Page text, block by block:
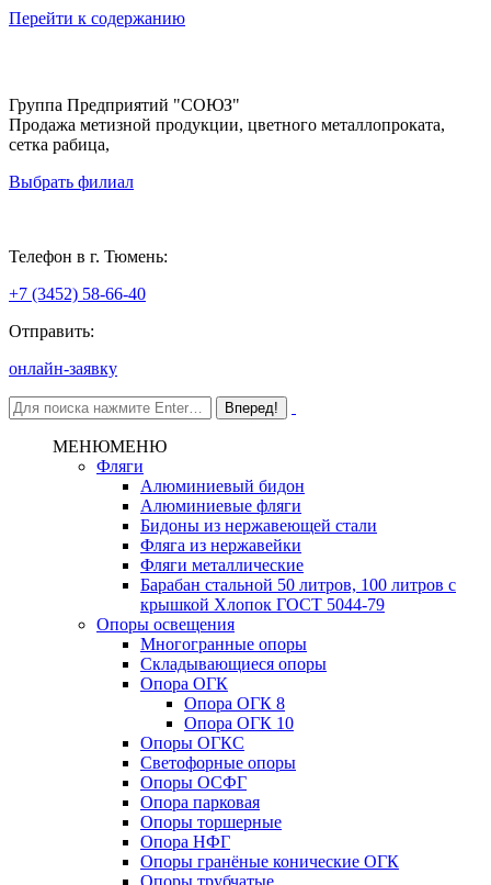
Перейти к содержанию
Группа Предприятий "СОЮЗ"
Продажа метизной продукции, цветного металлопроката,
сетка рабица,
Выбрать филиал
Телефон в г. Тюмень:
+7 (3452) 58-66-40
Отправить:
онлайн-заявку
МЕНЮМЕНЮ
Фляги
Алюминиевый бидон
Алюминиевые фляги
Бидоны из нержавеющей стали
Фляга из нержавейки
Фляги металлические
Барабан стальной 50 литров, 100 литров с
крышкой Хлопок ГОСТ 5044-79
Опоры освещения
Многогранные опоры
Складывающиеся опоры
Опора ОГК
Опора ОГК 8
Опора ОГК 10
Опоры ОГКС
Светофорные опоры
Опоры ОСФГ
Опора парковая
Опоры торшерные
Опора НФГ
Опоры гранёные конические ОГК
Опоры трубчатые